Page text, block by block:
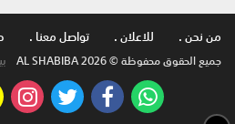
من نحن .
للاعلان . تواصل معنا .
جميع الحقوق محفوظة © AL SHABIBA 2026